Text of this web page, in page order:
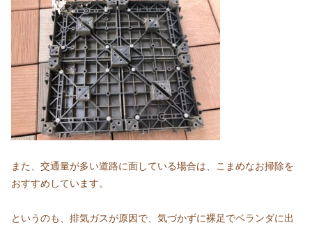
また、交通量が多い道路に面している場合は、こまめなお掃除を
おすすめしています。
というのも、排気ガスが原因で、気づかずに裸足でベランダに出